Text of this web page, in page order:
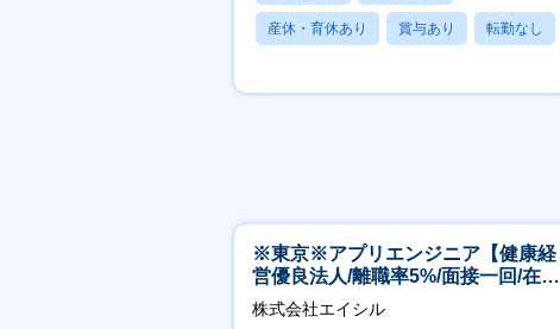
産休・育休あり 賞与あり 転勤なし
※東京※アプリエンジニア【健康経
営優良法人/離職率5%/面接一回/在宅
有/完休2日/上流案件多数】
株式会社エイシル